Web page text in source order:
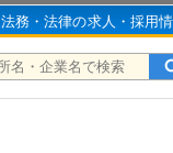
法務・法律の求人・採用